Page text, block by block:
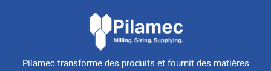
Pilamec transforme des produits et fournit des matières